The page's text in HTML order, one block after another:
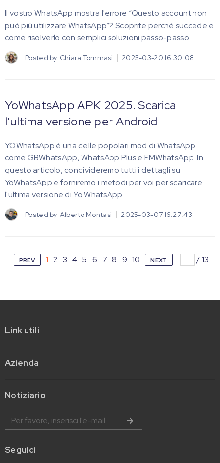
Il vostro WhatsApp mostra l'errore “Questo account non
può più utilizzare WhatsApp”? Scoprite perché succede e
come risolverlo con semplici soluzioni passo-passo.
Posted by Chiara Tommasi 2025-03-20 16:30:08
YoWhatsApp APK 2025. Scarica
l'ultima versione per Android
YOWhatsApp è una delle popolari mod di WhatsApp
come GBWhatsApp, WhatsApp Plus e FMWhatsApp. In
questo articolo, condivideremo tutti i dettagli su
YoWhatsApp e forniremo i metodi per voi per scaricare
l'ultima versione di Yo WhatsApp.
Posted by Alberto Montasi 2025-03-07 16:27:43
PREV 1 2 3 4 5 6 7 8 9 10 NEXT /13
Link utili
Azienda
Notiziario
Seguici